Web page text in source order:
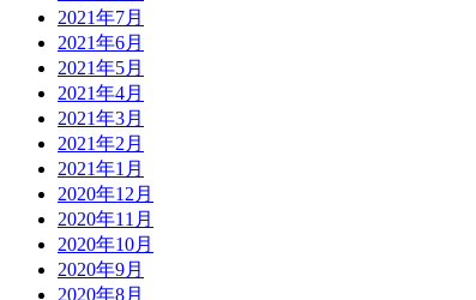
2021年7月
2021年6月
2021年5月
2021年4月
2021年3月
2021年2月
2021年1月
2020年12月
2020年11月
2020年10月
2020年9月
2020年8月